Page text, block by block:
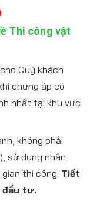
Thi công vật
Quý khách
chưng áp có
nhất tại khu vực
không phải
sử dụng nhân
thi công. Tiết
đầu tư.